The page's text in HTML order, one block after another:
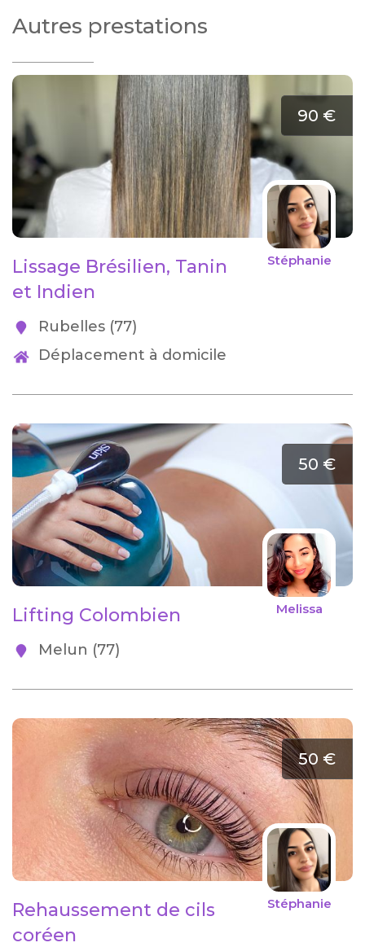
Autres prestations
90 €
Stéphanie
Lissage Brésilien, Tanin
et Indien
Rubelles (77)
Déplacement à domicile
50 €
Melissa
Lifting Colombien
Melun (77)
50 €
Stéphanie
Rehaussement de cils
coréen